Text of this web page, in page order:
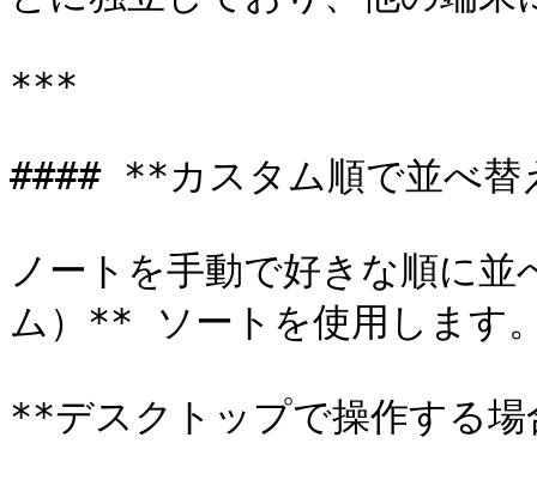
***
#### **カスタム順で並べ
ノートを手動で好きな順に
ム）** ソートを使用します
**デスクトップで操作する